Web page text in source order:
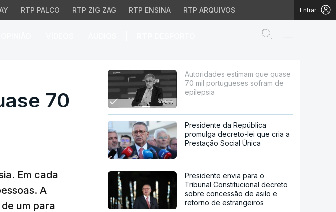
RTP PALCO RTP ZIG ZAG RTP ENSINA RTP ARQUIVOS Entrar
70 mil portugueses sofram de
70
Em cada
A
um para
Autoridades estimam que quase
70 mil portugueses sofram de
epilepsia
Presidente da República
promulga decreto-lei que cria a
Prestação Social Única
Presidente envia para o
Tribunal Constitucional decreto
sobre concessão de asilo e
retorno de estrangeiros